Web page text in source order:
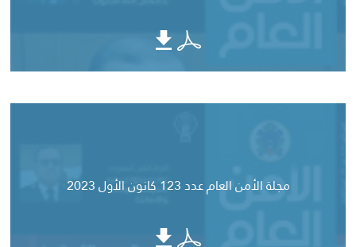
مجلة الأمن العام عدد 123 كانون الأول 2023